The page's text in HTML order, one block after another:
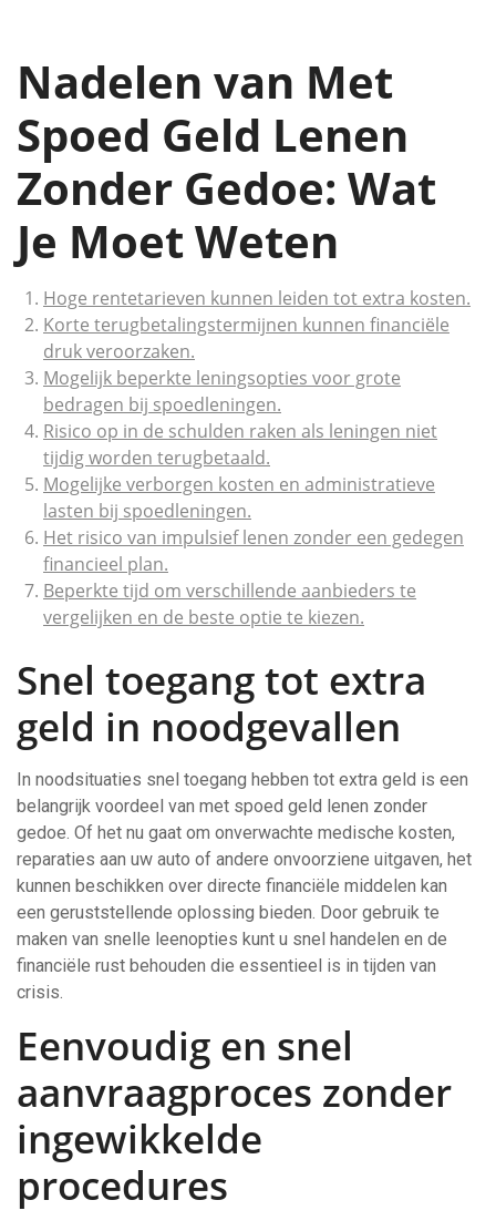
Nadelen van Met
Spoed Geld Lenen
Zonder Gedoe: Wat
Je Moet Weten
Hoge rentetarieven kunnen leiden tot extra kosten.
Korte terugbetalingstermijnen kunnen financiële
druk veroorzaken.
Mogelijk beperkte leningsopties voor grote
bedragen bij spoedleningen.
Risico op in de schulden raken als leningen niet
tijdig worden terugbetaald.
Mogelijke verborgen kosten en administratieve
lasten bij spoedleningen.
Het risico van impulsief lenen zonder een gedegen
financieel plan.
Beperkte tijd om verschillende aanbieders te
vergelijken en de beste optie te kiezen.
Snel toegang tot extra
geld in noodgevallen
In noodsituaties snel toegang hebben tot extra geld is een
belangrijk voordeel van met spoed geld lenen zonder
gedoe. Of het nu gaat om onverwachte medische kosten,
reparaties aan uw auto of andere onvoorziene uitgaven, het
kunnen beschikken over directe financiële middelen kan
een geruststellende oplossing bieden. Door gebruik te
maken van snelle leenopties kunt u snel handelen en de
financiële rust behouden die essentieel is in tijden van
crisis.
Eenvoudig en snel
aanvraagproces zonder
ingewikkelde
procedures